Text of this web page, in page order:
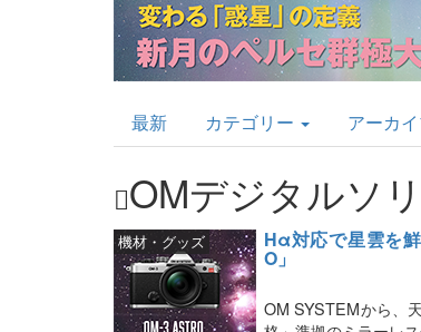
AstroArts
Topics
最新 カテゴリー アーカ
OMデジタルソ
Hα対応で星雲を
O」
機材・グッズ
OM SYSTEMから、